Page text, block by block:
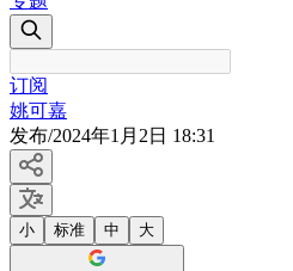
订阅
姚可嘉
发布/2024年1月2日 18:31
小 标准 中 大